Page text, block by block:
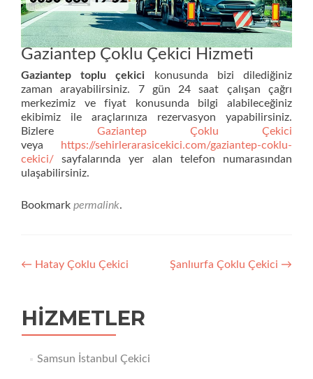
Gaziantep Çoklu Çekici Hizmeti
Gaziantep toplu çekici konusunda bizi dilediğiniz
zaman arayabilirsiniz. 7 gün 24 saat çalışan çağrı
merkezimiz ve fiyat konusunda bilgi alabileceğiniz
ekibimiz ile araçlarınıza rezervasyon yapabilirsiniz.
Bizlere Gaziantep Çoklu Çekici
veya
https://sehirlerarasicekici.com/gaziantep-coklu-
cekici/ sayfalarında yer alan telefon numarasından
ulaşabilirsiniz.
Bookmark permalink.
Yazı
← Hatay Çoklu Çekici Şanlıurfa Çoklu Çekici →
HIZMETLER
Samsun İstanbul Çekici